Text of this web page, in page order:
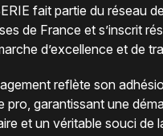
fait partie duréseau
de France et s’inscrit
d’excellence et de
reflète son
pro, garantissant une
et un véritable souci de